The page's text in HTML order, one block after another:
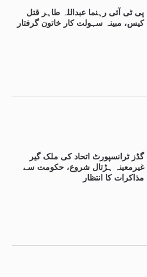
پی ٹی آئی رہنما عبداللہ طاہر قتل
کیس، مبینہ سہولت کار خاتون گرفتار
گڈز ٹرانسپورٹ اتحاد کی ملک گیر
غیرمعینہ ہڑتال شروع، حکومت سے
مذاکرات کا انتظار